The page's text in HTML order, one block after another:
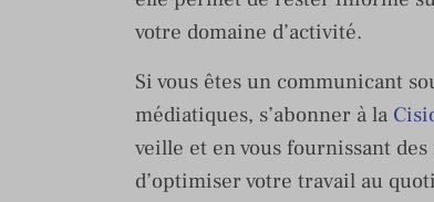
votre domaine d’activité.
Si vous êtes un communicant
médiatiques, s’abonner à la
veille et en vous fournissant
d’optimiser votre travail au